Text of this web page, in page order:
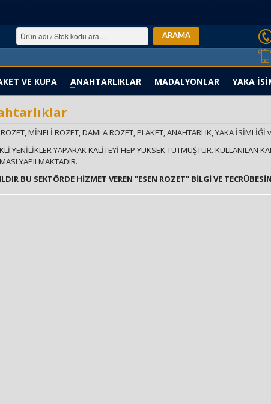
VE KUPA ANAHTARLIKLAR MADALYONLAR YAKA
MİNELİ ROZET, DAMLA ROZET, PLAKET, ANAHTARLIK, YAKA
YENİLİKLER YAPARAK KALİTEYİ HEP YÜKSEK TUTMUŞTUR. KULLANILAN
YAPILMAKTADIR.
BU SEKTÖRDE HİZMET VEREN "ESEN ROZET" BİLGİ VE